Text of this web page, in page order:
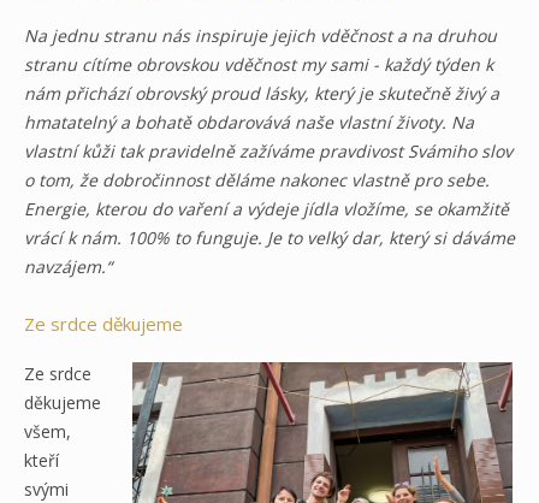
Na jednu stranu nás inspiruje jejich vděčnost a na druhou
stranu cítíme obrovskou vděčnost my sami - každý týden k
nám přichází obrovský proud lásky, který je skutečně živý a
hmatatelný a bohatě obdarovává naše vlastní životy. Na
vlastní kůži tak pravidelně zažíváme pravdivost Svámiho slov
o tom, že dobročinnost děláme nakonec vlastně pro sebe.
Energie, kterou do vaření a výdeje jídla vložíme, se okamžitě
vrácí k nám. 100% to funguje. Je to velký dar, který si dáváme
navzájem.“
Ze srdce děkujeme
Ze srdce
děkujeme
všem,
kteří
svými